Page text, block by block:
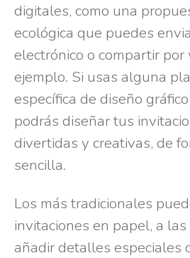
digitales, como una
ecológica que puedes
electrónico o compartir
ejemplo. Si usas alguna
específica de diseño
podrás diseñar tus
divertidas y creativas, de
sencilla.
Los más tradicionales
invitaciones en papel, a
añadir detalles especiales